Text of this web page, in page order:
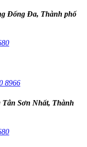
Đống Đa, Thành phố
8966
Tân Sơn Nhất, Thành